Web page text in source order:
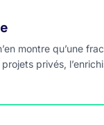
montre qu’une
privés,